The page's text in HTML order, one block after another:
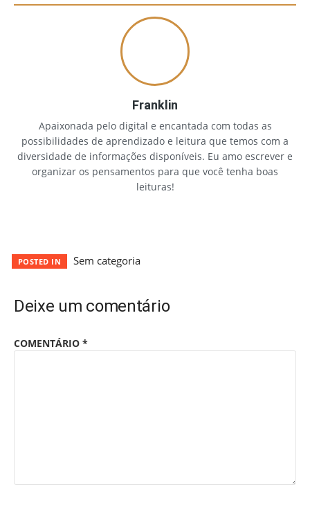
Franklin
Apaixonada pelo digital e encantada com todas as
possibilidades de aprendizado e leitura que temos com a
diversidade de informações disponíveis. Eu amo escrever e
organizar os pensamentos para que você tenha boas
leituras!
POSTED IN Sem categoria
Deixe um comentário
COMENTÁRIO *